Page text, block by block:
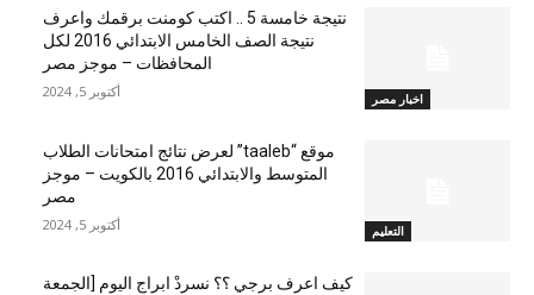
اخبار مصر
نتيجة خامسة 5 .. اكتب كومنت برقمك واعرف
نتيجة الصف الخامس الابتدائي 2016 لكل
المحافظات – موجز مصر
أكتوبر 5, 2024
التعليم
موقع “taaleb” لعرض نتائج امتحانات الطلاب
المتوسط والابتدائي 2016 بالكويت – موجز
مصر
أكتوبر 5, 2024
كيف اعرف برجي ؟؟ نسردْ ابراج اليوم [الجمعة